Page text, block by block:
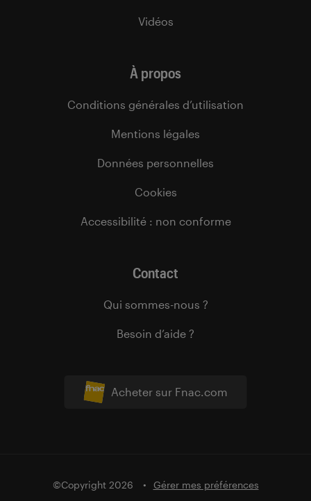
Acheter sur Fnac.com
Vidéos
À propos
Conditions générales d’utilisation
Mentions légales
Données personnelles
Cookies
Accessibilité : non conforme
Contact
Qui sommes-nous ?
Besoin d’aide ?
©Copyright 2026 Gérer mes préférences